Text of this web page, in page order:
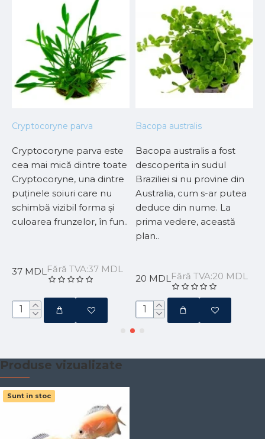
Cryptocoryne parva
Cryptocoryne parva este
cea mai mică dintre toate
Cryptocoryne, una dintre
puținele soiuri care nu
schimbă vizibil forma și
culoarea frunzelor, în fun..
37 MDLFără TVA:37 MDL
Bacopa australis
Bacopa australis a fost
descoperita in sudul
Braziliei si nu provine din
Australia, cum s-ar putea
deduce din nume. La
prima vedere, această
plan..
20 MDLFără TVA:20 MDL
Produse vizualizate
Sunt in stoc